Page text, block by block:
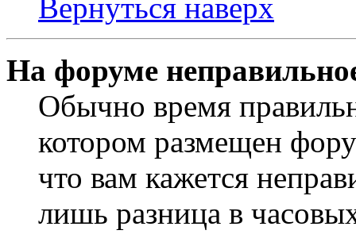
Вернуться наверх
На форуме
Обычно время
котором размещен
что вам кажется
лишь разница в